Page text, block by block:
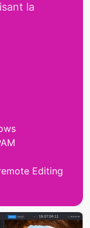
la
Editing